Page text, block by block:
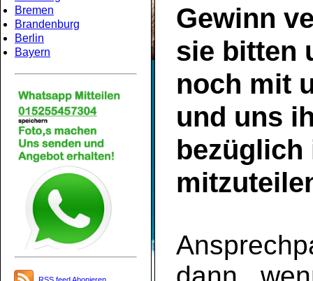
Bremen
Brandenburg
Berlin
Bayern
Gewinn
sie bitten
noch mit
und uns